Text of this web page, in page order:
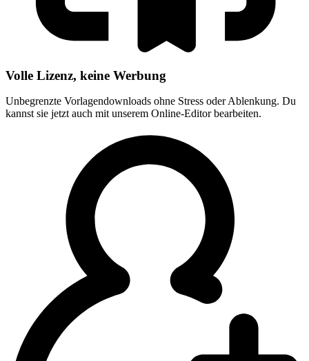
Volle Lizenz, keine Werbung
Unbegrenzte Vorlagendownloads ohne Stress oder Ablenkung. Du
kannst sie jetzt auch mit unserem Online-Editor bearbeiten.